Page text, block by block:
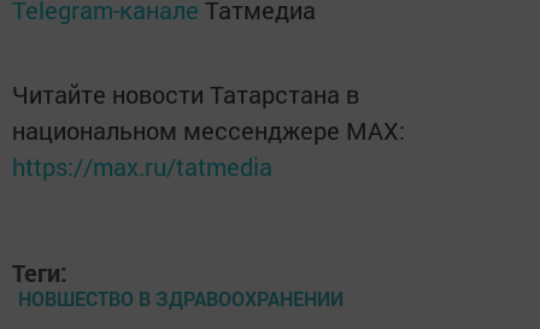
Telegram-канале Татмедиа
Читайте новости Татарстана в
национальном мессенджере MАХ:
https://max.ru/tatmedia
Теги:
НОВШЕСТВО В ЗДРАВООХРАНЕНИИ